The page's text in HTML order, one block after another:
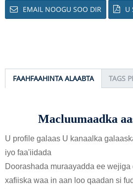
EMAIL NOOGU SOO DIR U
FAAHFAAHINTA ALAABTA TAGS
Macluumaadka
U profile galaas U kanaalka
iyo faa'iidada
Doorashada muraayadda ee
xafiiska waa in aan loo qaadan si